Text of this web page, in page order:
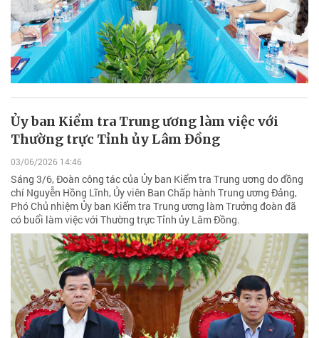
Ủy ban Kiểm tra Trung ương làm việc với
Thường trực Tỉnh ủy Lâm Đồng
03/06/2026 14:46
Sáng 3/6, Đoàn công tác của Ủy ban Kiểm tra Trung ương do đồng
chí Nguyễn Hồng Lĩnh, Ủy viên Ban Chấp hành Trung ương Đảng,
Phó Chủ nhiệm Ủy ban Kiểm tra Trung ương làm Trưởng đoàn đã
có buổi làm việc với Thường trực Tỉnh ủy Lâm Đồng.